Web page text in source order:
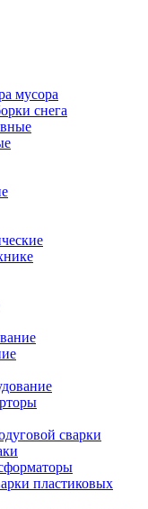
мусора
снега
сварки
пластиковых